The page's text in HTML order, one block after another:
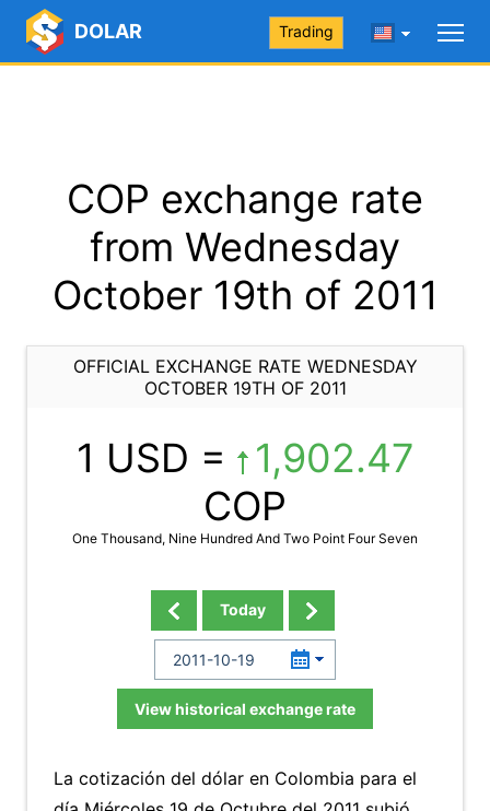
DOLAR Trading
COP exchange rate
from Wednesday
October 19th of 2011
OFFICIAL EXCHANGE RATE WEDNESDAY
OCTOBER 19TH OF 2011
1 USD =
1,902.47
COP
One Thousand, Nine Hundred And Two Point Four Seven
Today
View historical exchange rate
La cotización del dólar en Colombia para el